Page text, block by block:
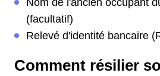
Nom de l'ancien occupant
(facultatif)
Relevé d'identité bancaire
Comment résilier